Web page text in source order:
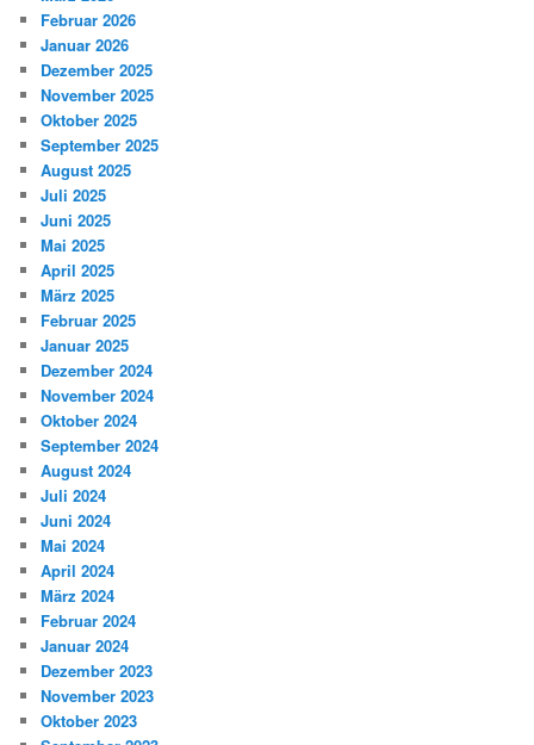
Februar 2026
Januar 2026
Dezember 2025
November 2025
Oktober 2025
September 2025
August 2025
Juli 2025
Juni 2025
Mai 2025
April 2025
März 2025
Februar 2025
Januar 2025
Dezember 2024
November 2024
Oktober 2024
September 2024
August 2024
Juli 2024
Juni 2024
Mai 2024
April 2024
März 2024
Februar 2024
Januar 2024
Dezember 2023
November 2023
Oktober 2023